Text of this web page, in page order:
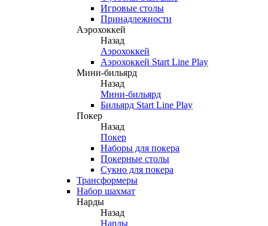
Игровые столы
Принадлежности
Аэрохоккей
Назад
Аэрохоккей
Аэрохоккей Start Line Play
Мини-бильярд
Назад
Мини-бильярд
Бильярд Start Line Play
Покер
Назад
Покер
Наборы для покера
Покерные столы
Сукно для покера
Трансформеры
Набор шахмат
Нарды
Назад
Нарды